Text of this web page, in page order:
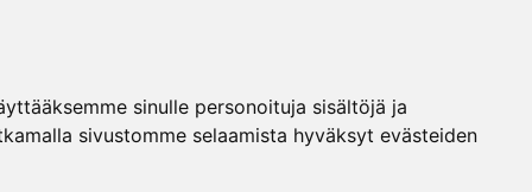
sinulle personoituja sisältöjä ja
sivustomme selaamista hyväksyt evästeiden